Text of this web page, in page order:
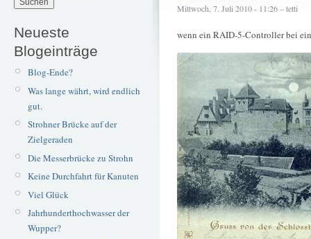
Neueste
Blogeinträge
Blog-Ende?
Was lange währt, wird endlich
gut.
Strohner Brücke auf der
Zielgeraden
Die Messerbrücke zu Strohn
Keine Durchfahrt für Kanuten
Viel Glück
Jahrhunderthochwasser der
Wupper?
Mittwoch, 7. Juli 2010 - 11:26 – tetti
wenn ein RAID-5-Controller bei